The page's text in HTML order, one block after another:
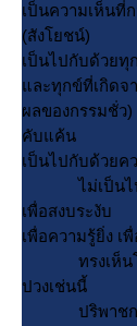
เป็นความเห็นที่
(สังโยชน์)
เป็นไปกับด้วยทุ
ละทุกข์ที่เกิดจ
ผลของกรรมชั่ว
คับแค้น
เป็นไปกับด้วยค
ไม่เป็นไปเพื่
เพื่อสงบระงับ
เพื่อความรู้ยิ่ง เ
ทรงเห็นโทษ
ปวงเช่นนี้
ปริพาชกวัจ